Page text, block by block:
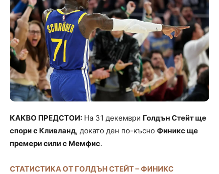
КАКВО ПРЕДСТОИ: На 31 декември Голдън Стейт ще
спори с Кливланд, докато ден по-късно Финикс ще
премери сили с Мемфис.
СТАТИСТИКА ОТ ГОЛДЪН СТЕЙТ – ФИНИКС